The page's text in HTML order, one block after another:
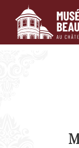
Passer au contenu